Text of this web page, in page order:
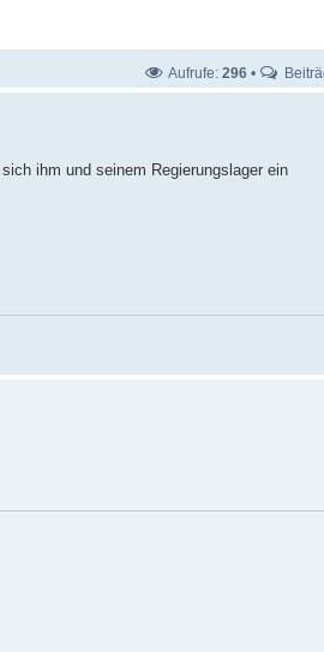
Aufrufe: 296 •
ihm und seinem Regierungslager ein